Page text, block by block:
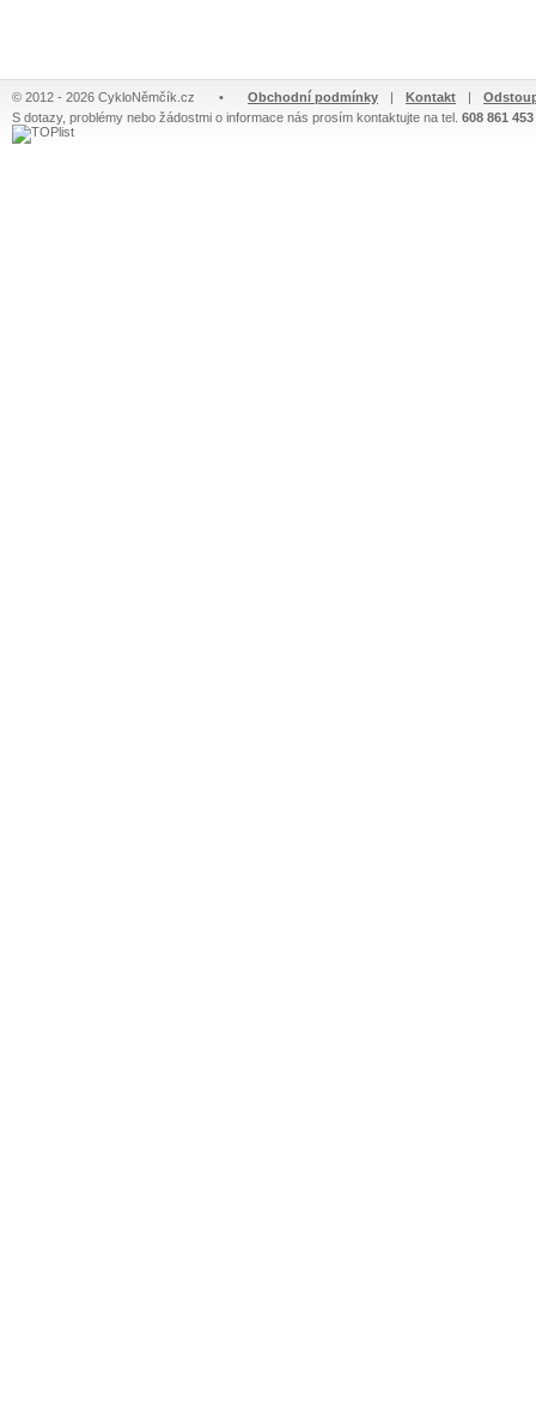
© 2012 - 2026 CykloNěmčík.cz • Obchodní podmínky | Kontakt |
S dotazy, problémy nebo žádostmi o informace nás prosím kontaktujte na tel. 608 861 453